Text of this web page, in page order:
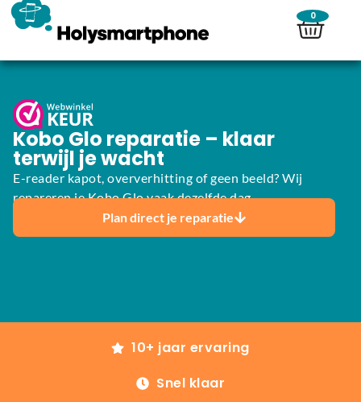
0
Kobo Glo reparatie – klaar
terwijl je wacht
E-reader kapot, oververhitting of geen beeld? Wij
repareren je Kobo Glo vaak dezelfde dag.
Plan direct je reparatie
10+ jaar ervaring
Snel klaar